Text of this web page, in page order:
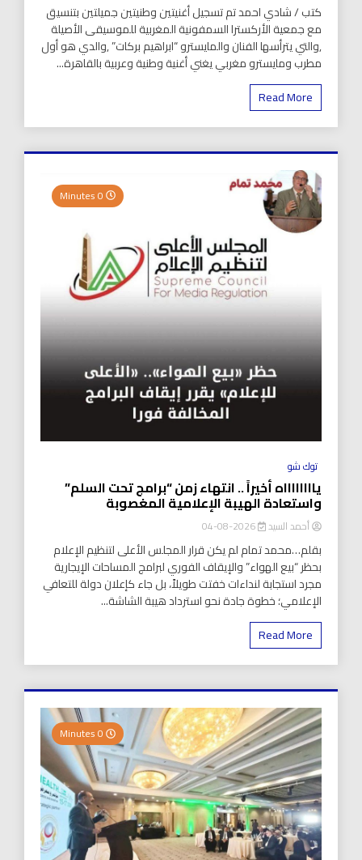
كتب / شادي احمد تم تسجيل أغنيتين وطنيتين جميلتين بتنسيق
مع جمعية الأركسترا السمفونية المغربية للموسيقى الأصيلة
,والتي يترأسها الفنان والمايسترو “ابراهيم بركات” ,والدي هو أول
مطرب ومايسترو مغربي يغني أغنية وطنية وعربية بالقاهرة...
Read More
توك شو
يااااااااه أخيراً .. انتهاء زمن “برامج تحت السلم”
واستعادة الهيبة الإعلامية المغصوبة
أحمد السيد 2026-08-04
بقلم…محمد تمام لم يكن قرار المجلس الأعلى لتنظيم الإعلام
بحظر “بيع الهواء” والإيقاف الفوري لبرامج المساحات الإيجارية
مجرد استجابة لنداءات خفتت طويلاً، بل جاء كإعلان دولة للتعافي
الإعلامي؛ خطوة جادة نحو استرداد هيبة الشاشة...
Read More